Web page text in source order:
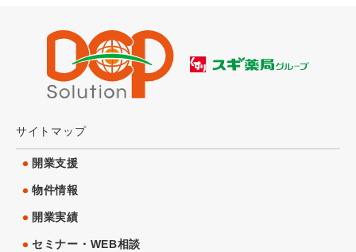
サイトマップ
開業支援
物件情報
開業実績
セミナー・WEB相談